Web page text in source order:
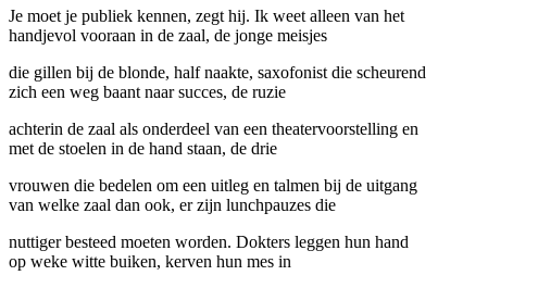
Je moet je publiek kennen, zegt hij. Ik weet alleen van het
handjevol vooraan in de zaal, de jonge meisjes
die gillen bij de blonde, half naakte, saxofonist die scheurend
zich een weg baant naar succes, de ruzie
achterin de zaal als onderdeel van een theatervoorstelling en
met de stoelen in de hand staan, de drie
vrouwen die bedelen om een uitleg en talmen bij de uitgang
van welke zaal dan ook, er zijn lunchpauzes die
nuttiger besteed moeten worden. Dokters leggen hun hand
op weke witte buiken, kerven hun mes in